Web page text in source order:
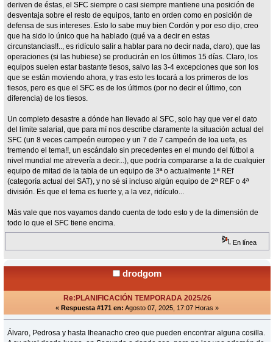
deriven de éstas, el SFC siempre o casi siempre mantiene una posición de
desventaja sobre el resto de equipos, tanto en orden como en posición de
defensa de sus intereses. Esto lo sabe muy bien Cordón y por eso dijo, creo
que ha sido lo único que ha hablado (qué va a decir en estas
circunstancias!!.., es ridículo salir a hablar para no decir nada, claro), que las
operaciones (si las hubiese) se producirán en los últimos 15 días. Claro, los
equipos suelen estar bastante tiesos, salvo las 3-4 excepciones que son los
que se están moviendo ahora, y tras esto les tocará a los primeros de los
tiesos, pero es que el SFC es de los últimos (por no decir el último, con
diferencia) de los tiesos.
Un completo desastre a dónde han llevado al SFC, solo hay que ver el dato
del límite salarial, que para mí nos describe claramente la situación actual del
SFC (un 8 veces campeón europeo y un 7 de 7 campeón de loa uefa, es
tremendo el tema!!, un escándalo sin precedentes en el mundo del fútbol a
nivel mundial me atrevería a decir...), que podría compararse a la de cualquier
equipo de mitad de la tabla de un equipo de 3ª o actualmente 1ª REf
(categoría actual del SAT), y no sé si incluso algún equipo de 2ª REF o 4ª
división. Es que el tema es fuerte y, a la vez, ridículo...
Más vale que nos vayamos dando cuenta de todo esto y de la dimensión de
todo lo que el SFC tiene encima.
En línea
drodgom
Re:PLANIFICACIÓN TEMPORADA 2025/26
« Respuesta #171 en: Agosto 07, 2025, 17:07 Horas »
Álvaro, Pedrosa y hasta Iheanacho creo que pueden encontrar alguna cosilla.